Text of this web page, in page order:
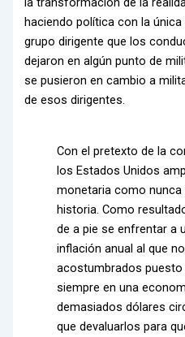
haciendo política con la
grupo dirigente que los
dejaron en algún punto de
se pusieron en cambio a
de esos dirigentes.
Con el pretexto de la
los Estados Unidos
monetaria como
historia. Como
de a pie se enfrentar a
inflación anual al que
acostumbrados puesto
siempre en una
demasiados dólares
que devaluarlos para